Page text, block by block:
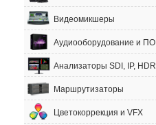
Видеомикшеры
Аудиооборудование и ПО
Анализаторы SDI, IP, HDR
Маршрутизаторы
Цветокоррекция и VFX